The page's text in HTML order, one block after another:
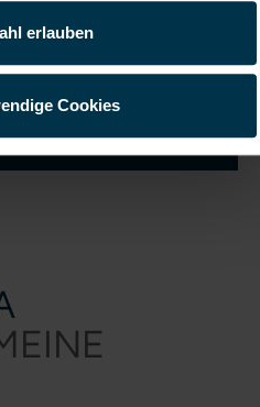
erlauben
Cookies